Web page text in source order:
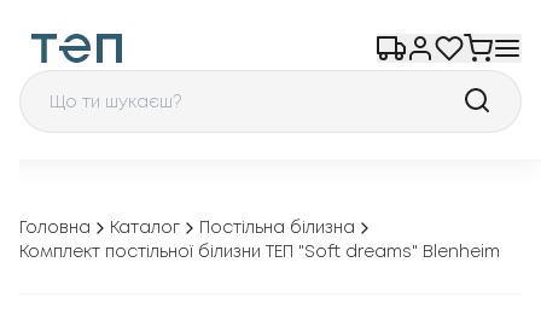
Головна Каталог
Постільна білизна
Комплект постільної білизни ТЕП "Soft dreams" Blenheim